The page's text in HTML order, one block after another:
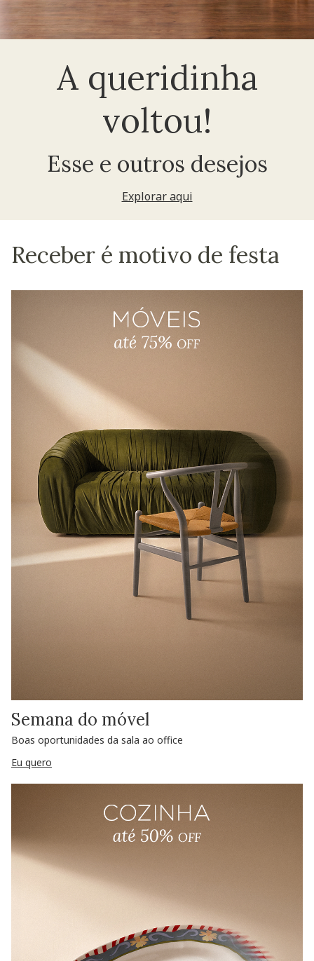
A queridinha
voltou!
Esse e outros desejos
Explorar aqui
Receber é motivo de festa
Semana do móvel
Boas oportunidades da sala ao office
Eu quero